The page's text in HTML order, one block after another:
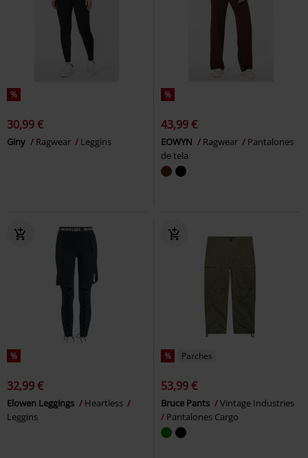
%
30,99 €
Giny Ragwear Leggins
%
43,99 €
EOWYN Ragwear
Pantalones
de tela
%
32,99 €
Elowen Leggings
Heartless
Leggins
% Parches
53,99 €
Bruce Pants
Vintage Industries
Pantalones Cargo